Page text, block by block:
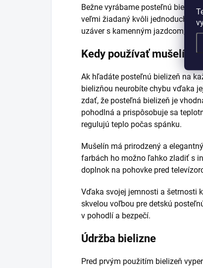
Bežne vyrábame posteľnú
veľmi žiadaný kvôli jednoduchej
uzáver s kamenným jazdcom,
Kedy používať
Ak hľadáte posteľnú bielizeň na
bielizňou neurobíte chybu vďaka
zdať, že posteľná bielizeň je
pohodlná a prispôsobuje sa
regulujú teplo počas spánku.
Mušelín má prirodzený a
farbách ho možno ľahko zladiť s
doplnok na pohovke pred
Vďaka svojej jemnosti a šetrnosti
skvelou voľbou pre detskú
v pohodlí a bezpečí.
Údržba bielizne
Pred prvým použitím bielizeň